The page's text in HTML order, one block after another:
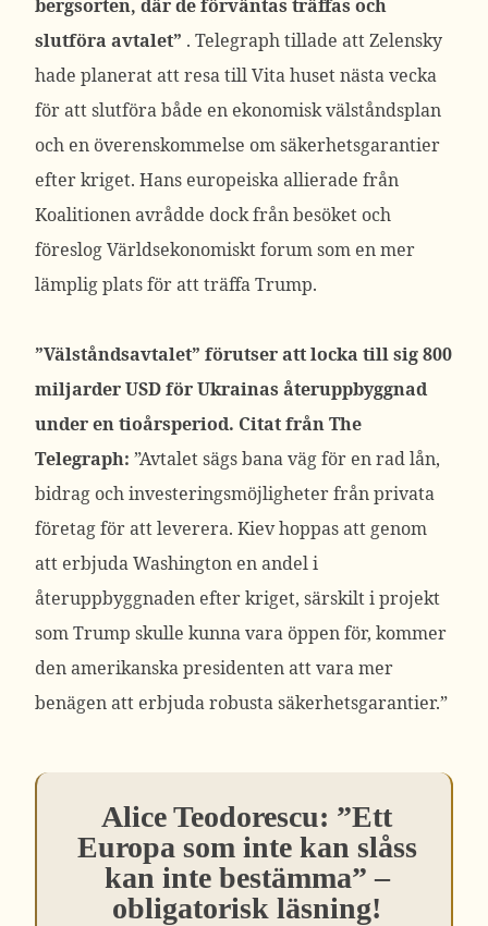
bergsorten, där de förväntas träffas och
slutföra avtalet” . Telegraph tillade att Zelensky
hade planerat att resa till Vita huset nästa vecka
för att slutföra både en ekonomisk välståndsplan
och en överenskommelse om säkerhetsgarantier
efter kriget. Hans europeiska allierade från
Koalitionen avrådde dock från besöket och
föreslog Världsekonomiskt forum som en mer
lämplig plats för att träffa Trump.
”Välståndsavtalet” förutser att locka till sig 800
miljarder USD för Ukrainas återuppbyggnad
under en tioårsperiod. Citat från The
Telegraph: ”Avtalet sägs bana väg för en rad lån,
bidrag och investeringsmöjligheter från privata
företag för att leverera. Kiev hoppas att genom
att erbjuda Washington en andel i
återuppbyggnaden efter kriget, särskilt i projekt
som Trump skulle kunna vara öppen för, kommer
den amerikanska presidenten att vara mer
benägen att erbjuda robusta säkerhetsgarantier.”
Alice Teodorescu: ”Ett
Europa som inte kan slåss
kan inte bestämma” –
obligatorisk läsning!